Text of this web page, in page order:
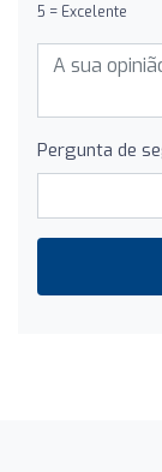
5 = Excelente
Pergunta de